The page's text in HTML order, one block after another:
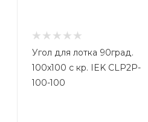
Угол для лотка 90град.
100х100 с кр. IEK CLP2P-
100-100